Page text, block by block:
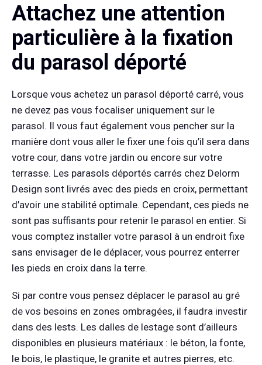
Attachez une attention
particulière à la fixation
du parasol déporté
Lorsque vous achetez un parasol déporté carré, vous
ne devez pas vous focaliser uniquement sur le
parasol. Il vous faut également vous pencher sur la
manière dont vous aller le fixer une fois qu’il sera dans
votre cour, dans votre jardin ou encore sur votre
terrasse. Les parasols déportés carrés chez Delorm
Design sont livrés avec des pieds en croix, permettant
d’avoir une stabilité optimale. Cependant, ces pieds ne
sont pas suffisants pour retenir le parasol en entier. Si
vous comptez installer votre parasol à un endroit fixe
sans envisager de le déplacer, vous pourrez enterrer
les pieds en croix dans la terre.
Si par contre vous pensez déplacer le parasol au gré
de vos besoins en zones ombragées, il faudra investir
dans des lests. Les dalles de lestage sont d’ailleurs
disponibles en plusieurs matériaux : le béton, la fonte,
le bois, le plastique, le granite et autres pierres, etc.